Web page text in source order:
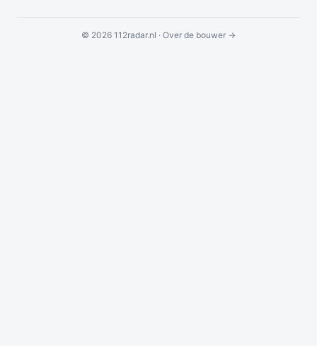
© 2026 112radar.nl · Over de bouwer →